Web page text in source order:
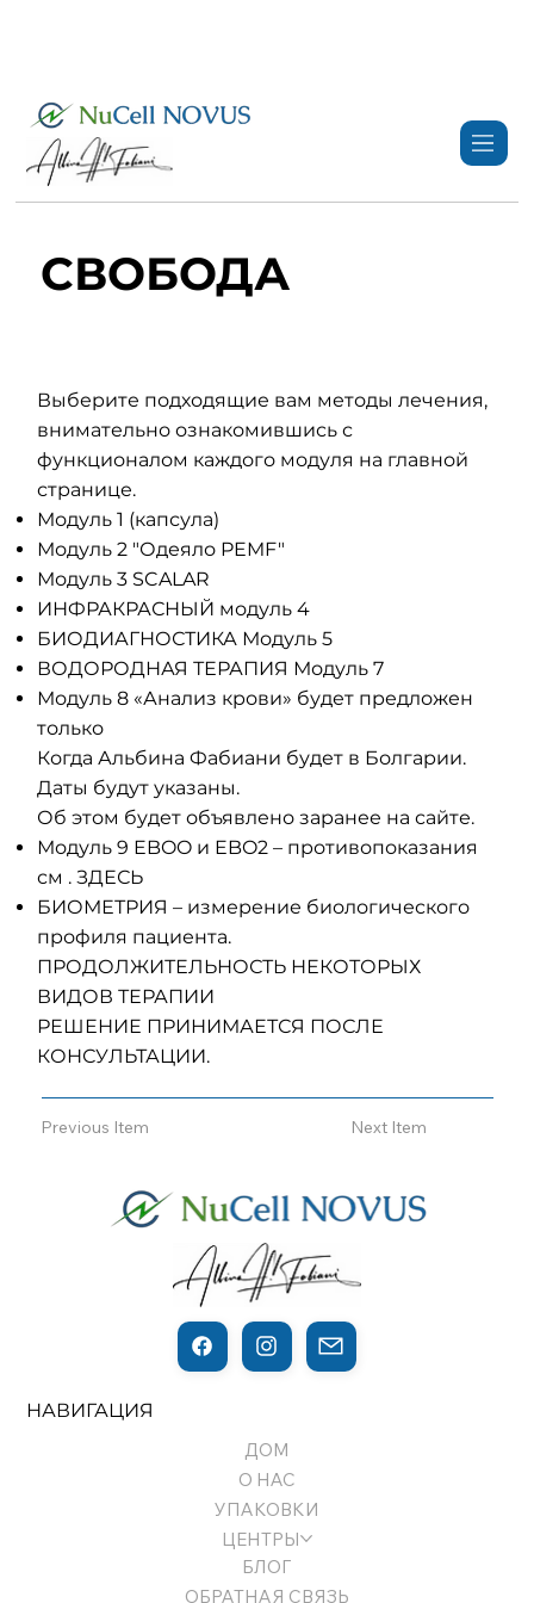
СВОБОДА
Выберите подходящие вам методы лечения,
внимательно ознакомившись с
функционалом каждого модуля на главной
странице.
Модуль 1 (капсула)
Модуль 2 "Одеяло PEMF"
Модуль 3 SCALAR
ИНФРАКРАСНЫЙ модуль 4
БИОДИАГНОСТИКА Модуль 5
ВОДОРОДНАЯ ТЕРАПИЯ Модуль 7
Модуль 8 «Анализ крови» будет предложен
только
Когда Альбина Фабиани будет в Болгарии.
Даты будут указаны.
Об этом будет объявлено заранее на сайте.
Модуль 9 EBOO и EBO2 – противопоказания
см . ЗДЕСЬ
БИОМЕТРИЯ – измерение биологического
профиля пациента.
ПРОДОЛЖИТЕЛЬНОСТЬ НЕКОТОРЫХ
ВИДОВ ТЕРАПИИ
РЕШЕНИЕ ПРИНИМАЕТСЯ ПОСЛЕ
КОНСУЛЬТАЦИИ.
Previous Item Next Item
НАВИГАЦИЯ
ДОМ
О НАС
УПАКОВКИ
ЦЕНТРЫ
БЛОГ
ОБРАТНАЯ СВЯЗЬ